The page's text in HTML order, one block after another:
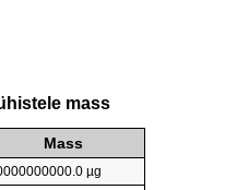
mass
Mass
µg